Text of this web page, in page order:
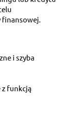
i szyba
z funkcją